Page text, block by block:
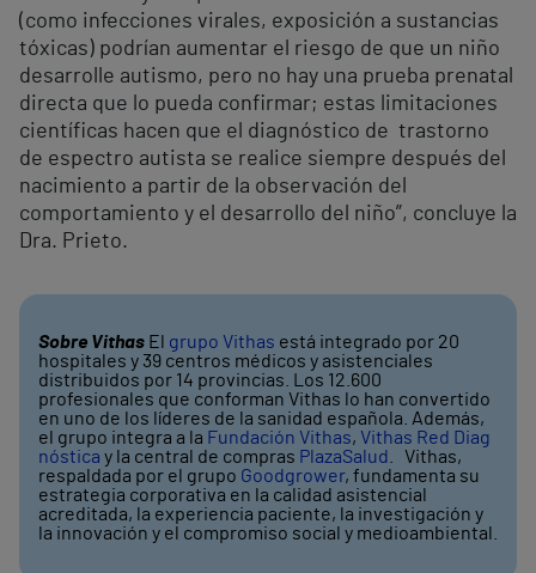
(como infecciones virales, exposición a sustancias
tóxicas) podrían aumentar el riesgo de que un niño
desarrolle autismo, pero no hay una prueba prenatal
directa que lo pueda confirmar; estas limitaciones
científicas hacen que el diagnóstico de trastorno
de espectro autista se realice siempre después del
nacimiento a partir de la observación del
comportamiento y el desarrollo del niño”, concluye la
Dra. Prieto.
Sobre Vithas El grupo Vithas está integrado por 20
hospitales y 39 centros médicos y asistenciales
distribuidos por 14 provincias. Los 12.600
profesionales que conforman Vithas lo han convertido
en uno de los líderes de la sanidad española. Además,
el grupo integra a la Fundación Vithas, Vithas Red Diag
nóstica y la central de compras PlazaSalud. Vithas,
respaldada por el grupo Goodgrower, fundamenta su
estrategia corporativa en la calidad asistencial
acreditada, la experiencia paciente, la investigación y
la innovación y el compromiso social y medioambiental.